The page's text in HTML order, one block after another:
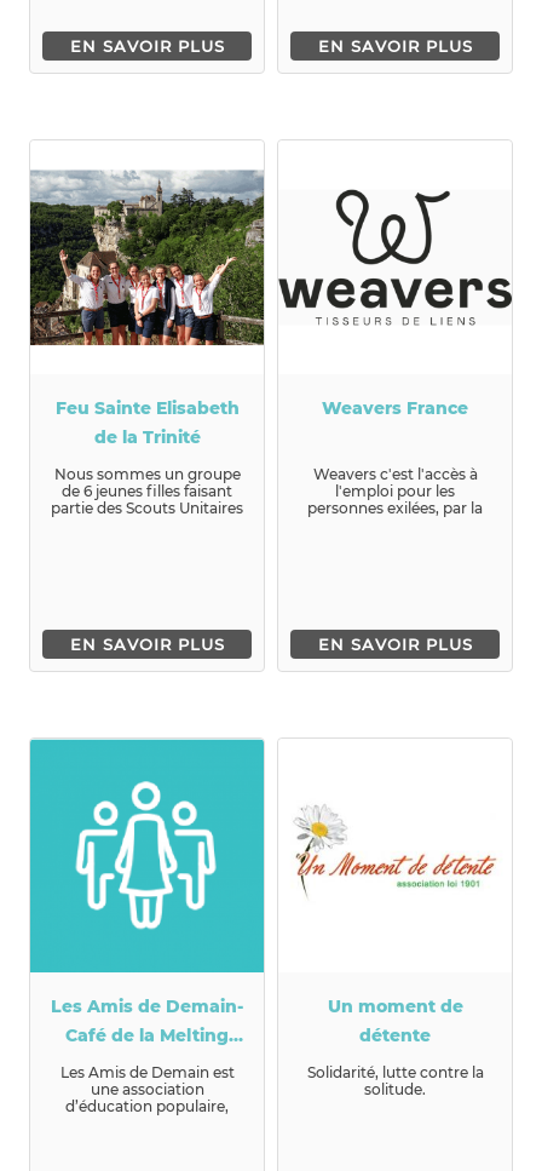
EN SAVOIR PLUS EN SAVOIR PLUS
Feu Sainte Elisabeth
de la Trinité
Nous sommes un groupe
de 6 jeunes filles faisant
partie des Scouts Unitaires
EN SAVOIR PLUS
Weavers France
Weavers c'est l'accès à
l'emploi pour les
personnes exilées, par la
EN SAVOIR PLUS
Les Amis de Demain-
Café de la Melting
Coop
Les Amis de Demain est
une association
d’éducation populaire,
Un moment de
détente
Solidarité, lutte contre la
solitude.